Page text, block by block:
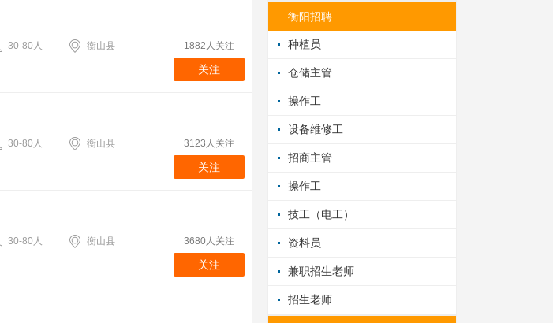
30-80人 衡山县 1882人关注
关注
30-80人 衡山县 3123人关注
关注
30-80人 衡山县 3680人关注
关注
衡阳招聘
种植员
仓储主管
操作工
设备维修工
招商主管
操作工
技工（电工）
资料员
兼职招生老师
招生老师